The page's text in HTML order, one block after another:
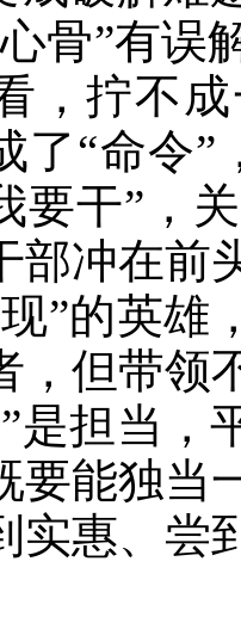
骨”有误
，拧不
了“命令
要干”，
部冲在前
”的英雄
，但带领
是担当，
要能独当
实惠、尝